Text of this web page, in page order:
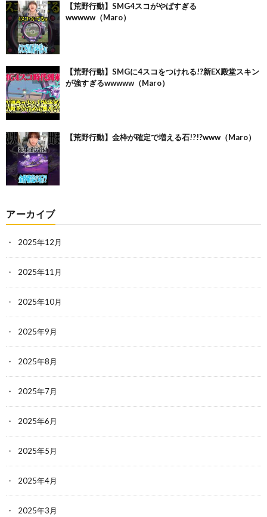
【荒野行動】SMG4スコがやばすぎる
wwwww（Maro）
【荒野行動】SMGに4スコをつけれる!?新EX殿堂スキン
が強すぎるwwwww（Maro）
【荒野行動】金枠が確定で増える石!?!?www（Maro）
アーカイブ
2025年12月
2025年11月
2025年10月
2025年9月
2025年8月
2025年7月
2025年6月
2025年5月
2025年4月
2025年3月